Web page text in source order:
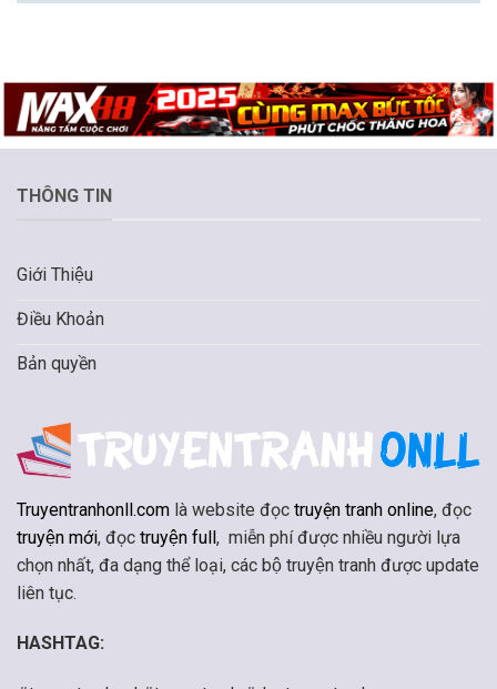
THÔNG TIN
Giới Thiệu
Điều Khoản
Bản quyền
Truyentranhonll.com là website đọc truyện tranh online, đọc
truyện mới, đọc truyện full, miễn phí được nhiều người lựa
chọn nhất, đa dạng thể loại, các bộ truyện tranh được update
liên tục.
HASHTAG: